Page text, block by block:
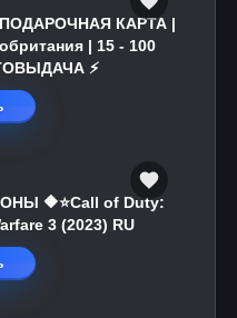
ПОДАРОЧНАЯ КАРТА |
| 15 - 100
⚡️
🔶⭐Call of Duty:
3 (2023) RU